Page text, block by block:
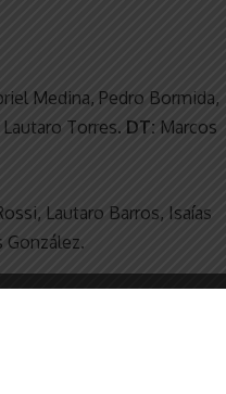
Medina, Pedro Bormida,
Torres. DT: Marcos
Lautaro Barros, Isaías
González.